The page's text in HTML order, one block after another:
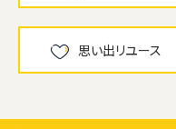
思い出リユース